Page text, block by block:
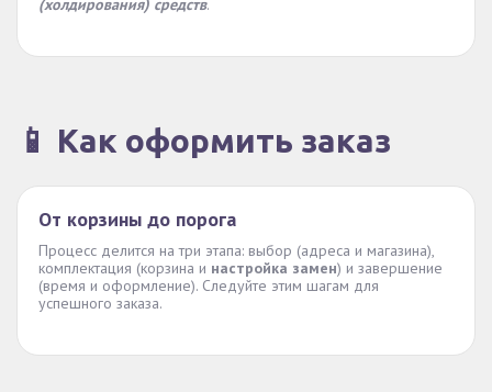
(холдирования) средств.
📱 Как оформить заказ
От корзины до порога
Процесс делится на три этапа: выбор (адреса и магазина),
комплектация (корзина и настройка замен) и завершение
(время и оформление). Следуйте этим шагам для
успешного заказа.